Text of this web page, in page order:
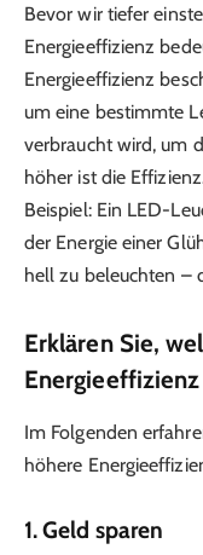
Bevor wir tiefer
Energieeffizienz
Energieeffizienz
um eine bestimmte
verbraucht wird, um
höher ist die
Beispiel: Ein LED-
der Energie einer
hell zu beleuchten –
Erklären Sie,
Im Folgenden
höhere
1.Geld sparen